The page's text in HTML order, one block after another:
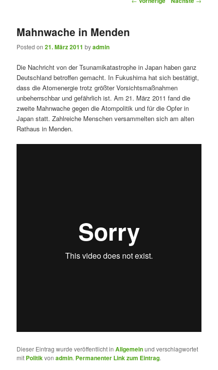
Mahnwache in Menden
Posted on21. März 2011 byadmin
Die Nachricht von der Tsunamikatastrophe in Japan haben ganz
Deutschland betroffen gemacht. In Fukushima hat sich bestätigt,
dass die Atomenergie trotz größter Vorsichtsmaßnahmen
unbeherrschbar und gefährlich ist. Am 21. März 2011 fand die
zweite Mahnwache gegen die Atompolitik und für die Opfer in
Japan statt. Zahlreiche Menschen versammelten sich am alten
Rathaus in Menden.
Dieser Eintrag wurde veröffentlicht inAllgemeinund verschlagwortet
mit Politikvonadmin. Permanenter Link zum Eintrag.